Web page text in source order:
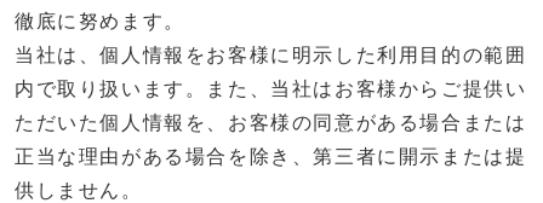
徹底に努めます。
当社は、個人情報をお客様に明示した利用目的の範囲
内で取り扱います。また、当社はお客様からご提供い
ただいた個人情報を、お客様の同意がある場合または
正当な理由がある場合を除き、第三者に開示または提
供しません。